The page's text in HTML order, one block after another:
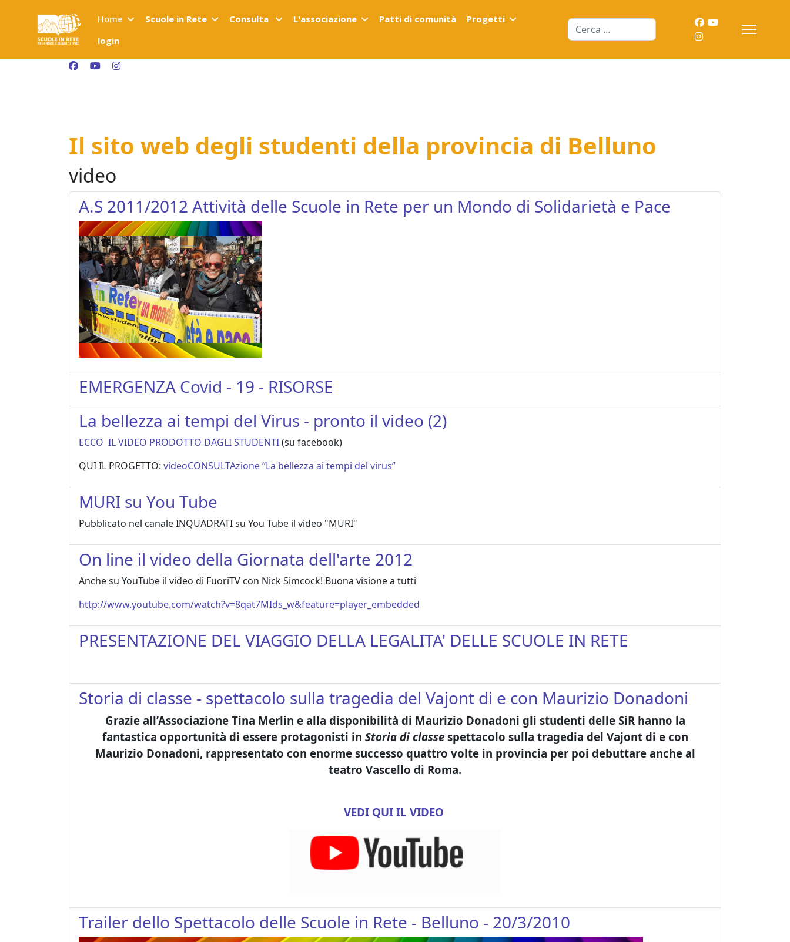
Home Scuole in Rete Consulta L'associazione Patti di comunità
Progetti
login
Cerca
Il sito web degli studenti della provincia di Belluno
video
A.S 2011/2012 Attività delle Scuole in Rete per un Mondo di Solidarietà e Pace
EMERGENZA Covid - 19 - RISORSE
La bellezza ai tempi del Virus - pronto il video (2)
ECCO IL VIDEO PRODOTTO DAGLI STUDENTI(su facebook)
QUI IL PROGETTO: videoCONSULTAzione “La bellezza ai tempi del virus”
MURI su You Tube
Pubblicato nel canale INQUADRATI su You Tube il video "MURI"
On line il video della Giornata dell'arte 2012
Anche su YouTube il video di FuoriTV con Nick Simcock! Buona visione a tutti
http://www.youtube.com/watch?v=8qat7MIds_w&feature=player_embedded
PRESENTAZIONE DEL VIAGGIO DELLA LEGALITA' DELLE SCUOLE IN RETE
Storia di classe - spettacolo sulla tragedia del Vajont di e con Maurizio Donadoni
Grazie all’Associazione Tina Merlin e alla disponibilità di Maurizio Donadoni gli studenti delle SiR hanno la
fantastica opportunità di essere protagonisti in Storia di classe spettacolo sulla tragedia del Vajont di e con
Maurizio Donadoni, rappresentato con enorme successo quattro volte in provincia per poi debuttare anche al
teatro Vascello di Roma.
VEDI QUI IL VIDEO
Trailer dello Spettacolo delle Scuole in Rete - Belluno - 20/3/2010